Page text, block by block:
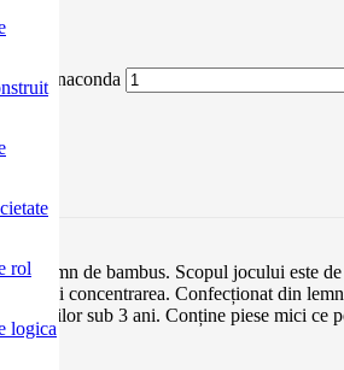
rol
logica
Anaconda
lemn de bambus. Scopul jocului este
și concentrarea. Confecționat din
copiilor sub 3 ani. Conține piese mici ce